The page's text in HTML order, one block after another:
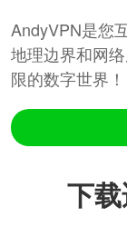
AndyVPN是您
地理边界和网
限的数字世界！
下